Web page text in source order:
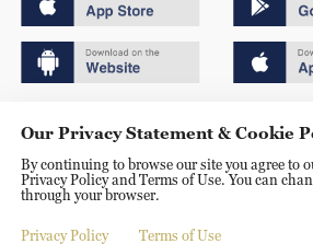
京ICP备20000184号
京公网安备 11010502050052号
Disinformation report hotline: 010-85061466
Our Privacy Statement & Cookie
By continuing to browse our site you agree to
Privacy Policy and Terms of Use. You can
through your browser.
Privacy Policy Terms of Use